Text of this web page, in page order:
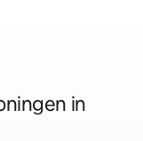
in